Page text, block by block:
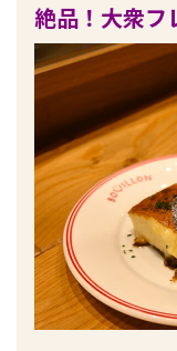
絶品！大衆フ